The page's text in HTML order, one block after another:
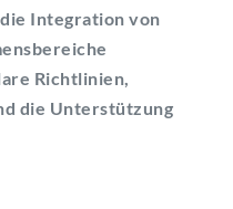
Integration von
Richtlinien,
die Unterstützung